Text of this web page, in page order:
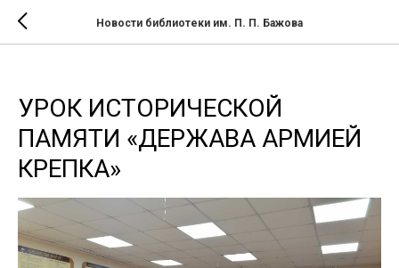
Новости библиотеки им. П. П. Бажова
УРОК ИСТОРИЧЕСКОЙ
ПАМЯТИ «ДЕРЖАВА АРМИЕЙ
КРЕПКА»